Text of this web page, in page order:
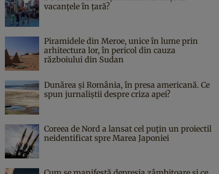
vacanțele în țară?
Piramidele din Meroe, unice în lume prin
arhitectura lor, în pericol din cauza
războiului din Sudan
Dunărea și România, în presa americană. Ce
spun jurnaliștii despre criza apei?
Coreea de Nord a lansat cel puțin un proiectil
neidentificat spre Marea Japoniei